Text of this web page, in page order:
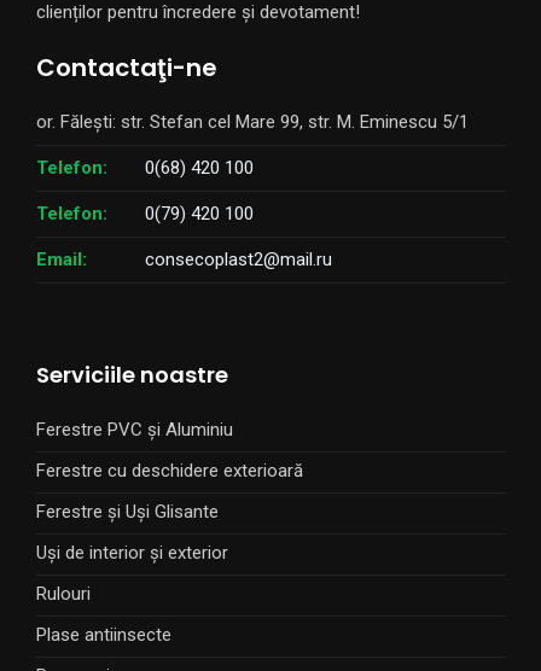
clienților pentru încredere și devotament!
Contactaţi-ne
or. Fălești: str. Stefan cel Mare 99, str. M. Eminescu 5/1
Telefon: 0(68) 420 100
Telefon: 0(79) 420 100
Email: consecoplast2@mail.ru
Serviciile noastre
Ferestre PVC și Aluminiu
Ferestre cu deschidere exterioară
Ferestre și Uși Glisante
Uși de interior și exterior
Rulouri
Plase antiinsecte